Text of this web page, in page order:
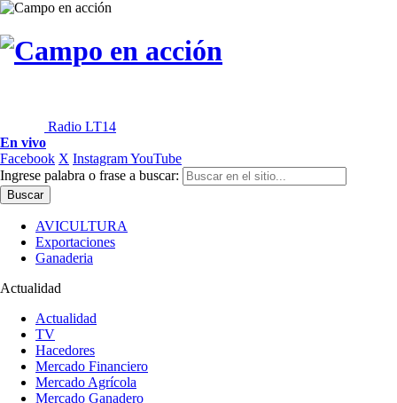
Radio LT14
En vivo
Facebook X InstagramYouTube
Ingrese palabra o frase a buscar:
AVICULTURA
Exportaciones
Ganaderia
Actualidad
Actualidad
TV
Hacedores
Mercado Financiero
Mercado Agrícola
Mercado Ganadero